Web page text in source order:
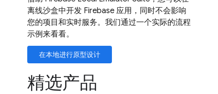
离线沙盒中开发 Firebase 应用，同时不会影响
您的项目和实时服务。我们通过一个实际的流程
示例来看看。
在本地进行原型设计
精选产品